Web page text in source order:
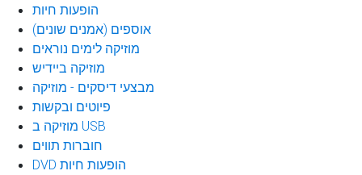
הופעות חיות
אוספים (אמנים שונים)
מוזיקה לימים נוראים
מוזיקה ביידיש
מבצעי דיסקים - מוזיקה
פיוטים ובקשות
מוזיקה ב USB
חוברות תווים
DVD הופעות חיות